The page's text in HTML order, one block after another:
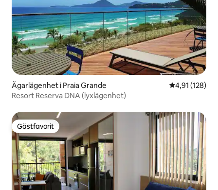
Ägarlägenhet i Praia Grande 4,91 av 5 i
4,91 (128)
Resort Reserva DNA (lyxlägenhet)
Gästfavorit
Gästfavorit